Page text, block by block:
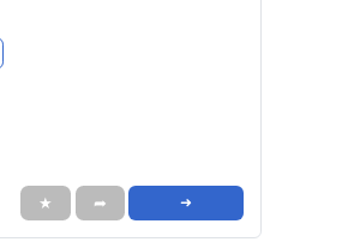
★ ➦ ➜